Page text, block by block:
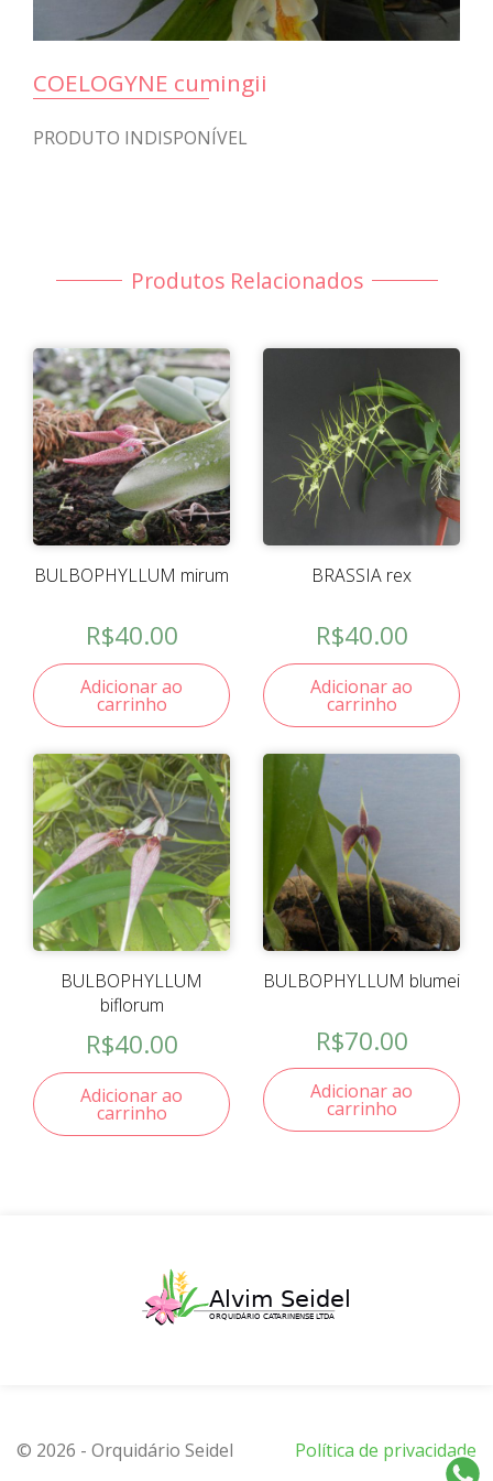
COELOGYNE cumingii
PRODUTO INDISPONÍVEL
Produtos Relacionados
BULBOPHYLLUM mirum
R$40.00
Adicionar ao
carrinho
BRASSIA rex
R$40.00
Adicionar ao
carrinho
BULBOPHYLLUM
biflorum
R$40.00
Adicionar ao
carrinho
BULBOPHYLLUM blumei
R$70.00
Adicionar ao
carrinho
© 2026 - Orquidário Seidel Política de privacidade